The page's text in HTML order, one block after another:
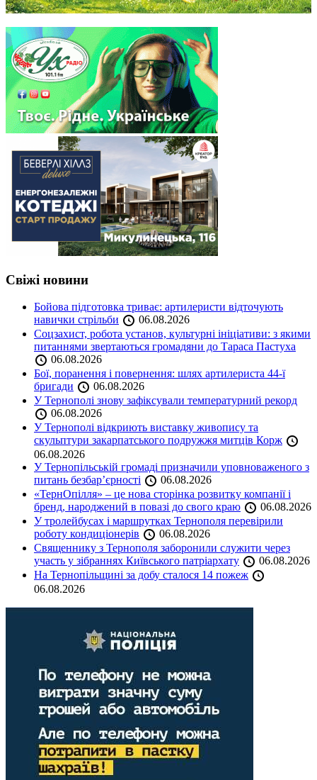
Свіжі новини
Бойова підготовка триває: артилеристи відточують
навички стрільби
06.08.2026
Соцзахист, робота установ, культурні ініціативи: з якими
питаннями звертаються громадяни до Тараса Пастуха
06.08.2026
Бої, поранення і повернення: шлях артилериста 44-ї
бригади
06.08.2026
У Тернополі знову зафіксували температурний рекорд
06.08.2026
У Тернополі відкриють виставку живопису та
скульптури закарпатського подружжя митців Корж
06.08.2026
У Тернопільській громаді призначили уповноваженого з
питань безбар’єрності
06.08.2026
«ТернОпілля» – це нова сторінка розвитку компанії і
бренд, народжений в повазі до свого краю
06.08.2026
У тролейбусах і маршрутках Тернополя перевірили
роботу кондиціонерів
06.08.2026
Священнику з Тернополя заборонили служити через
участь у зібраннях Київського патріархату
06.08.2026
На Тернопільщині за добу сталося 14 пожеж
06.08.2026